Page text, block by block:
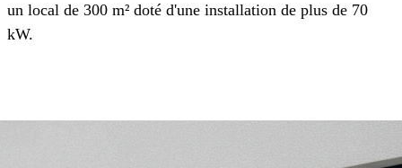
un local de 300 m² doté d'une installation de plus de 70
kW.